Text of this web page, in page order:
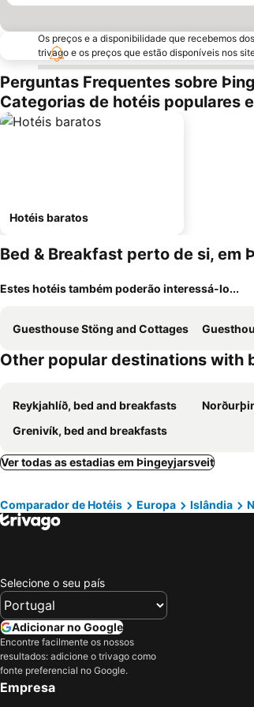
Os preços e a disponibilidade que recebemos
trivago e os preços que estão disponíveis nos
Perguntas Frequentes sobre
Categorias de hotéis populares
Hotéis baratos
Bed & Breakfast perto de si, em
Estes hotéis também poderão interessá-lo...
Guesthouse Stöng and Cottages
Other popular destinations with
Reykjahlíð, bed and breakfasts
Grenivík, bed and breakfasts
Ver todas as estadias em Þingeyjarsveit
Comparador de Hotéis Europa Islândia
Selecione o seu país
Adicionar no Google
Encontre facilmente os nossos
resultados: adicione o trivago como
fonte preferencial no Google.
Empresa